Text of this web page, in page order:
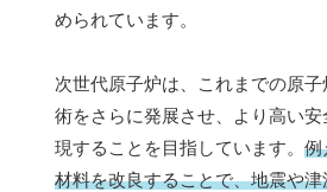
められています。
次世代原子炉は、これまでの原
術をさらに発展させ、より高い
現することを目指しています。 例
材料を改良することで、地震や